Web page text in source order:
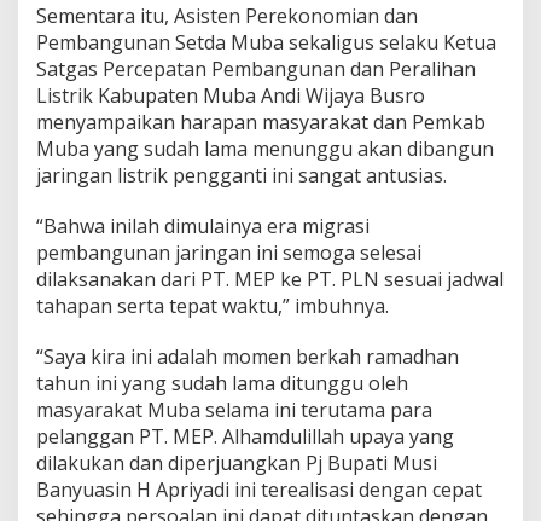
Sementara itu, Asisten Perekonomian dan
Pembangunan Setda Muba sekaligus selaku Ketua
Satgas Percepatan Pembangunan dan Peralihan
Listrik Kabupaten Muba Andi Wijaya Busro
menyampaikan harapan masyarakat dan Pemkab
Muba yang sudah lama menunggu akan dibangun
jaringan listrik pengganti ini sangat antusias.
“Bahwa inilah dimulainya era migrasi
pembangunan jaringan ini semoga selesai
dilaksanakan dari PT. MEP ke PT. PLN sesuai jadwal
tahapan serta tepat waktu,” imbuhnya.
“Saya kira ini adalah momen berkah ramadhan
tahun ini yang sudah lama ditunggu oleh
masyarakat Muba selama ini terutama para
pelanggan PT. MEP. Alhamdulillah upaya yang
dilakukan dan diperjuangkan Pj Bupati Musi
Banyuasin H Apriyadi ini terealisasi dengan cepat